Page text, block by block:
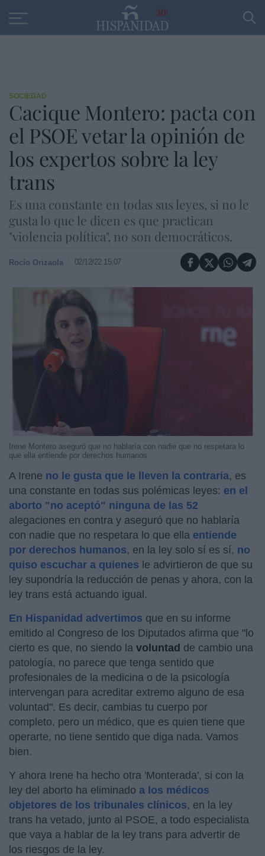
30
SOCIEDAD
Cacique Montero: pacta con
el PSOE vetar la opinión de
los expertos sobre la ley
trans
Es una constante en todas sus leyes, si no le
gusta lo que le dicen es que practican
"violencia política", no son democráticos.
Rocío Orizaola 02/12/22 15:07
Irene Montero aseguró que no hablaría con nadie que no respetara lo
que ella entiende por derechos humanos
A Irene no le gusta que le lleven la contraria, es
una constante en todas sus polémicas leyes: en el
aborto "no aceptó" ninguna de las 52
alegaciones en contra y aseguró que no hablaría
con nadie que no respetara lo que ella entiende
por derechos humanos, en la ley solo sí es sí, no
quiso escuchar a quienes le advirtieron de que su
ley supondría la reducción de penas y ahora, con la
ley trans está actuando igual.
En Hispanidad advertimos que en su informe
emitido al Congreso de los Diputados afirma que "lo
cierto es que, no siendo la voluntad de cambio una
patología, no parece que tenga sentido que
profesionales de la medicina o de la psicología
intervengan para acreditar extremo alguno de esa
voluntad". Es decir, cambias tu cuerpo por
completo, pero un médico, que es quien tiene que
operarte, no tiene sentido que diga nada. Vamos
bien.
Y ahora Irene ha hecho otra 'Monterada', si con la
ley del aborto ha eliminado a los médicos
objetores de los tribunales clínicos, en la ley
trans ha vetado, junto al PSOE, a todo especialista
que vaya a hablar de la ley trans para advertir de
los riesgos de la ley.